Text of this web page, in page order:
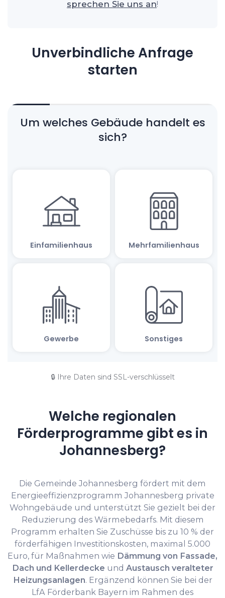
sprechen Sie uns an!
Unverbindliche Anfrage
starten
🔒 Ihre Daten sind SSL-verschlüsselt
Welche regionalen
Förderprogramme gibt es in
Johannesberg?
Die Gemeinde Johannesberg fördert mit dem
Energieeffizienzprogramm Johannesberg private
Wohngebäude und unterstützt Sie gezielt bei der
Reduzierung des Wärmebedarfs. Mit diesem
Programm erhalten Sie Zuschüsse bis zu 10 % der
förderfähigen Investitionskosten, maximal 5.000
Euro, für Maßnahmen wie Dämmung von Fassade,
Dach und Kellerdecke und Austausch veralteter
Heizungsanlagen. Ergänzend können Sie bei der
LfA Förderbank Bayern im Rahmen des